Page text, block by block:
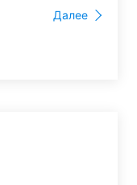
будь
номеров, и
Далее